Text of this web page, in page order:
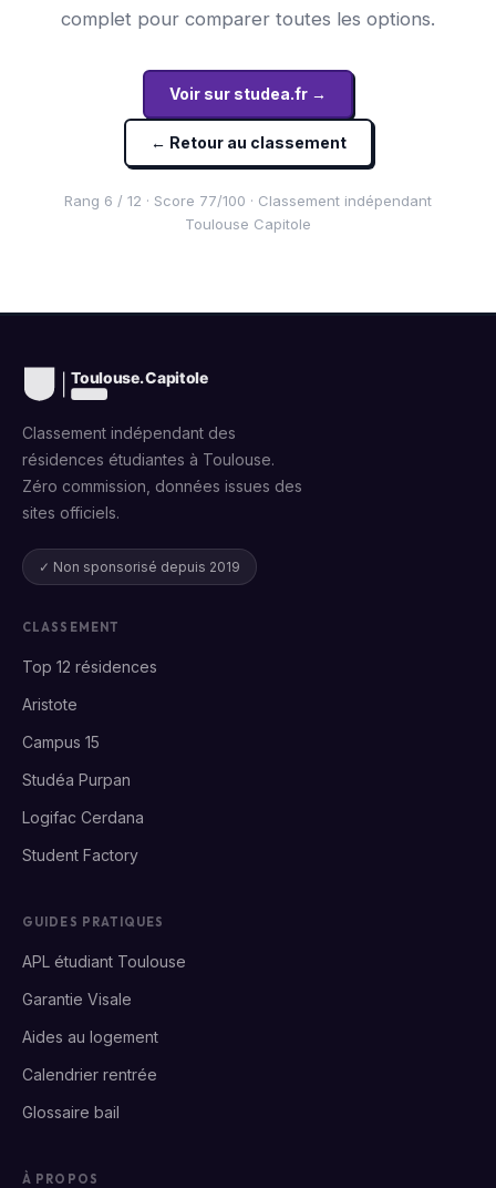
complet pour comparer toutes les options.
Voir sur studea.fr →
← Retour au classement
Rang 6 / 12 · Score 77/100 · Classement indépendant
Toulouse Capitole
Classement indépendant des
résidences étudiantes à Toulouse.
Zéro commission, données issues des
sites officiels.
✓ Non sponsorisé depuis 2019
CLASSEMENT
Top 12 résidences
Aristote
Campus 15
Studéa Purpan
Logifac Cerdana
Student Factory
GUIDES PRATIQUES
APL étudiant Toulouse
Garantie Visale
Aides au logement
Calendrier rentrée
Glossaire bail
À PROPOS